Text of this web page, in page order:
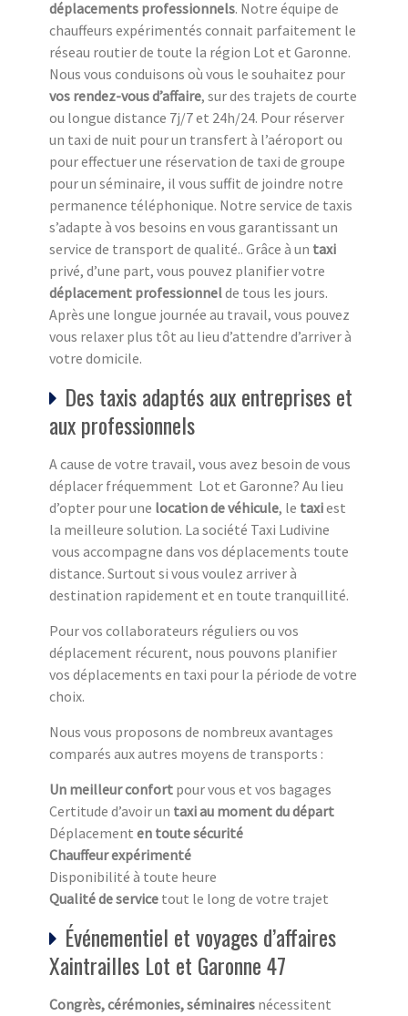
déplacements professionnels. Notre équipe de
chauffeurs expérimentés connait parfaitement le
réseau routier de toute la région Lot et Garonne.
Nous vous conduisons où vous le souhaitez pour
vos rendez-vous d’affaire, sur des trajets de courte
ou longue distance 7j/7 et 24h/24. Pour réserver
un taxi de nuit pour un transfert à l’aéroport ou
pour effectuer une réservation de taxi de groupe
pour un séminaire, il vous suffit de joindre notre
permanence téléphonique. Notre service de taxis
s’adapte à vos besoins en vous garantissant un
service de transport de qualité.. Grâce à un taxi
privé, d’une part, vous pouvez planifier votre
déplacement professionnelde tous les jours.
Après une longue journée au travail, vous pouvez
vous relaxer plus tôt au lieu d’attendre d’arriver à
votre domicile.
Des taxis adaptés aux entreprises et
aux professionnels
A cause de votre travail, vous avez besoin de vous
déplacer fréquemment Lot et Garonne? Au lieu
d’opter pour une location de véhicule, le taxiest
la meilleure solution. La société Taxi Ludivine
vous accompagne dans vos déplacements toute
distance. Surtout si vous voulez arriver à
destination rapidement et en toute tranquillité.
Pour vos collaborateurs réguliers ou vos
déplacement récurent, nous pouvons planifier
vos déplacements en taxi pour la période de votre
choix.
Nous vous proposons de nombreux avantages
comparés aux autres moyens de transports :
Un meilleur confort pour vous et vos bagages
Certitude d’avoir un taxi au moment du départ
Déplacement en toute sécurité
Chauffeur expérimenté
Disponibilité à toute heure
Qualité de service tout le long de votre trajet
Événementiel et voyages d’affaires
Xaintrailles Lot et Garonne 47
Congrès, cérémonies, séminaires nécessitent